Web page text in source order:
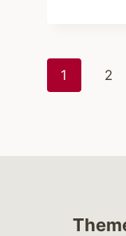
1 2